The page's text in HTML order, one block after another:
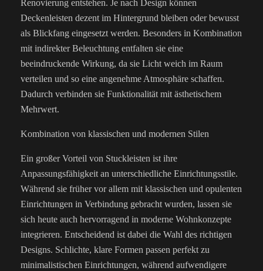
Renovierung entstehen. Je nach Design können
Deckenleisten dezent im Hintergrund bleiben oder bewusst
als Blickfang eingesetzt werden. Besonders in Kombination
mit indirekter Beleuchtung entfalten sie eine
beeindruckende Wirkung, da sie Licht weich im Raum
verteilen und so eine angenehme Atmosphäre schaffen.
Dadurch verbinden sie Funktionalität mit ästhetischem
Mehrwert.
Kombination von klassischen und modernen Stilen
Ein großer Vorteil von Stuckleisten ist ihre
Anpassungsfähigkeit an unterschiedliche Einrichtungsstile.
Während sie früher vor allem mit klassischen und opulenten
Einrichtungen in Verbindung gebracht wurden, lassen sie
sich heute auch hervorragend in moderne Wohnkonzepte
integrieren. Entscheidend ist dabei die Wahl des richtigen
Designs. Schlichte, klare Formen passen perfekt zu
minimalistischen Einrichtungen, während aufwendigere